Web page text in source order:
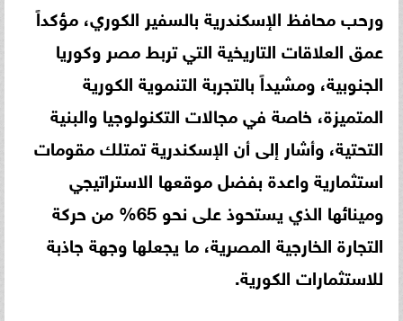
ورحب محافظ الإسكندرية بالسفير الكوري، مؤكداً
عمق العلاقات التاريخية التي تربط مصر وكوريا
الجنوبية، ومشيداً بالتجربة التنموية الكورية
المتميزة، خاصة في مجالات التكنولوجيا والبنية
التحتية، وأشار إلى أن الإسكندرية تمتلك مقومات
استثمارية واعدة بفضل موقعها الاستراتيجي
ومينائها الذي يستحوذ على نحو 65% من حركة
التجارة الخارجية المصرية، ما يجعلها وجهة جاذبة
للاستثمارات الكورية.